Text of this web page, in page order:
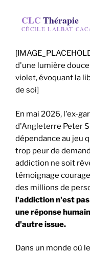
CLCThérapie
CÉCILE LALBAT
d'une lumière
violet, évoquant la
de soi]
En mai 2026, l'ex-
d'Angleterre Peter
dépendance au jeu
trop peur de
addiction ne soit
témoignage
des millions de
l'addiction n'est
une réponse
d'autre issue.
Dans un monde où